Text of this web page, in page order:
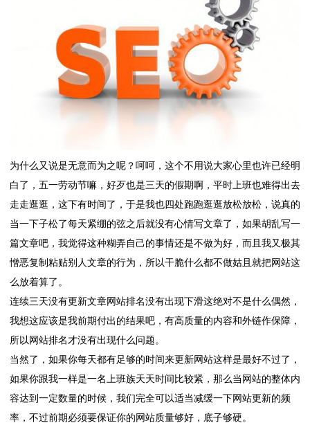
为什么又说是无意而为之呢？呵呵，这个不用说大家心里也许已经明
白了，五一劳动节嘛，好歹也是三天的假期啊，平时上班也难得出去
走走逛逛，这下有时间了，于是我也四处跑跑逛逛放松放松，说真的
当一下子松了每天紧绷的弦之后就没有心情写文章了，如果胡乱写一
篇文章吧，我觉得这种糊弄自己的事情还是不做为好，而且我又极其
憎恶复制粘贴别人文章的行为，所以干脆什么都不做姑且就把网站这
么放着算了。
连续三天没有更新文章网站排名没有出现下滑这绝对不是什么偶然，
我想这应该是我前期付出的结果吧，有高质量的内容和外链作保障，
所以网站排名才没有出现什么问题。
当然了，如果你每天都有足够的时间来更新网站这样是最好不过了，
如果你跟我一样是一名上班族天天时间比较紧，那么当网站的整体内
容达到一定数量的时候，我们完全可以适当减缓一下网站更新的频
率，不过前期必须要保证你的网站质量够好，底子够硬。